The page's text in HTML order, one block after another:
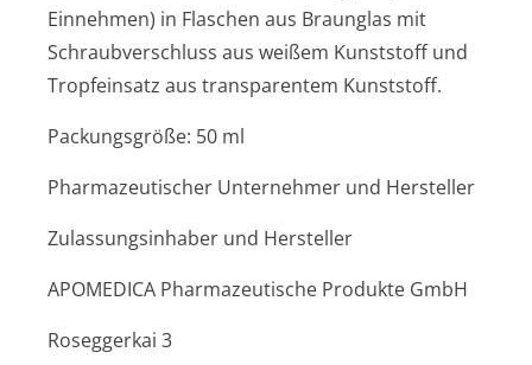
Einnehmen) in Flaschen aus Braunglas mit
Schraubverschluss aus weißem Kunststoff und
Tropfeinsatz aus transparentem Kunststoff.
Packungsgröße: 50 ml
Pharmazeutischer Unternehmer und Hersteller
Zulassungsinhaber und Hersteller
APOMEDICA Pharmazeutische Produkte GmbH
Roseggerkai 3